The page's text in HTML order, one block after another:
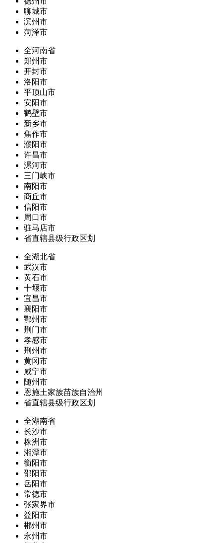
聊城市
滨州市
菏泽市
全河南省
郑州市
开封市
洛阳市
平顶山市
安阳市
鹤壁市
新乡市
焦作市
濮阳市
许昌市
漯河市
三门峡市
南阳市
商丘市
信阳市
周口市
驻马店市
省直辖县级行政区划
全湖北省
武汉市
黄石市
十堰市
宜昌市
襄阳市
鄂州市
荆门市
孝感市
荆州市
黄冈市
咸宁市
随州市
恩施土家族苗族自治州
省直辖县级行政区划
全湖南省
长沙市
株洲市
湘潭市
衡阳市
邵阳市
岳阳市
常德市
张家界市
益阳市
郴州市
永州市